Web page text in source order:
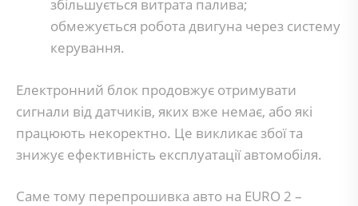
збільшується витрата палива;
обмежується робота двигуна через систему
керування.
Електронний блок продовжує отримувати
сигнали від датчиків, яких вже немає, або які
працюють некоректно. Це викликає збої та
знижує ефективність експлуатації автомобіля.
Саме тому перепрошивка авто на EURO 2 –